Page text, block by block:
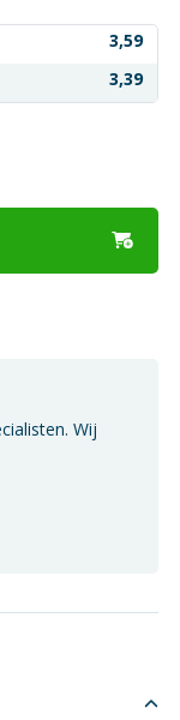
3,59
3,39
Wij